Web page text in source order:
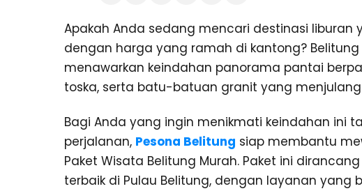
Apakah Anda sedang mencari destinasi
dengan harga yang ramah di kantong?
menawarkan keindahan panorama pantai
toska, serta batu-batuan granit yang
Bagi Anda yang ingin menikmati keindahan ini
perjalanan, Pesona Belitung siap membantu
Paket Wisata Belitung Murah. Paket ini
terbaik di Pulau Belitung, dengan layanan